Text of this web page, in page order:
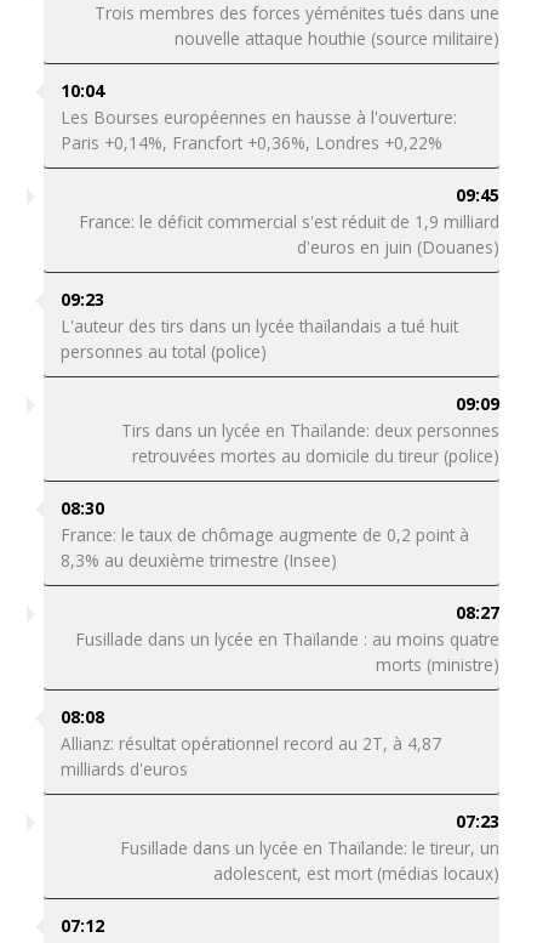
Trois membres des forces yéménites tués dans une
nouvelle attaque houthie (source militaire)
10:04
Les Bourses européennes en hausse à l'ouverture:
Paris +0,14%, Francfort +0,36%, Londres +0,22%
09:45
France: le déficit commercial s'est réduit de 1,9 milliard
d'euros en juin (Douanes)
09:23
L'auteur des tirs dans un lycée thaïlandais a tué huit
personnes au total (police)
09:09
Tirs dans un lycée en Thaïlande: deux personnes
retrouvées mortes au domicile du tireur (police)
08:30
France: le taux de chômage augmente de 0,2 point à
8,3% au deuxième trimestre (Insee)
08:27
Fusillade dans un lycée en Thaïlande : au moins quatre
morts (ministre)
08:08
Allianz: résultat opérationnel record au 2T, à 4,87
milliards d'euros
07:23
Fusillade dans un lycée en Thaïlande: le tireur, un
adolescent, est mort (médias locaux)
07:12